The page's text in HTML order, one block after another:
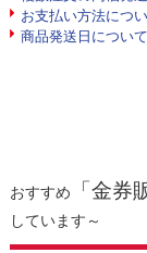
お支払い方法につ
商品発送日について
おすすめ 「金券
しています～